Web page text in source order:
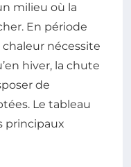
milieu où la
En période
nécessite
hiver, la chute
de
Le tableau
principaux